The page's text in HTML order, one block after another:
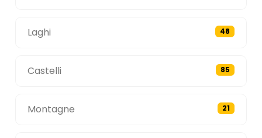
Laghi 48
Castelli 85
Montagne 21